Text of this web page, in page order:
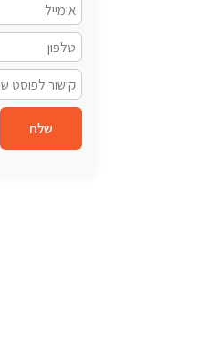
שלח